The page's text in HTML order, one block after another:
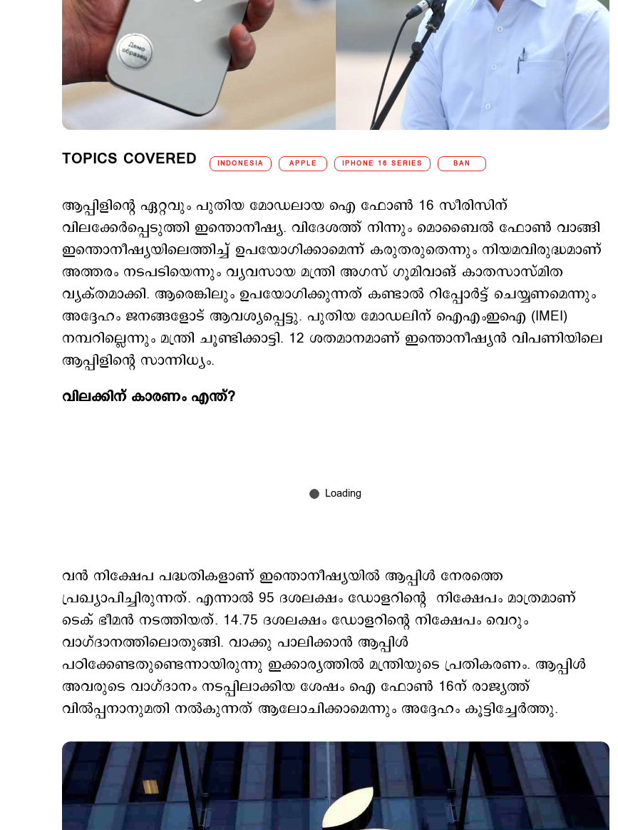
TOPICS COVERED INDONESIA APPLE IPHONE 16 SERIES BAN
ആപ്പിളിന്‍റെ ഏറ്റവും പുതിയ മോഡലായ ഐ ഫോണ്‍ 16 സീരിസിന്
വിലക്കേര്‍പ്പെടുത്തി ഇന്തൊനീഷ്യ. വിദേശത്ത് നിന്നും മൊബൈല്‍ ഫോണ്‍ വാങ്ങി
ഇന്തൊനീഷ്യയിലെത്തിച്ച് ഉപയോഗിക്കാമെന്ന് കരുതരുതെന്നും നിയമവിരുദ്ധമാണ്
അത്തരം നടപടിയെന്നും വ്യവസായ മന്ത്രി അഗസ് ഗൂമിവാങ് കാതസാസ്മിത
വ്യക്തമാക്കി. ആരെങ്കിലും ഉപയോഗിക്കുന്നത് കണ്ടാല്‍ റിപ്പോര്‍ട്ട് ചെയ്യണമെന്നും
അദ്ദേഹം ജനങ്ങളോട് ആവശ്യപ്പെട്ടു. പുതിയ മോഡലിന് ഐഎംഇഐ (IMEI)
നമ്പറില്ലെന്നും മന്ത്രി ചൂണ്ടിക്കാട്ടി. 12 ശതമാനമാണ് ഇന്തൊനീഷ്യന്‍ വിപണിയിലെ
ആപ്പിളിന്‍റെ സാന്നിധ്യം.
വിലക്കിന് കാരണം എന്ത്?
വന്‍ നിക്ഷേപ പദ്ധതികളാണ് ഇന്തൊനീഷ്യയില്‍ ആപ്പിള്‍ നേരത്തെ
പ്രഖ്യാപിച്ചിരുന്നത്. എന്നാല്‍ 95 ദശലക്ഷം ഡോളറിന്‍റെ നിക്ഷേപം മാത്രമാണ്
ടെക് ഭീമന്‍ നടത്തിയത്. 14.75 ദശലക്ഷം ഡോളറിന്‍റെ നിക്ഷേപം വെറും
വാഗ്ദാനത്തിലൊതുങ്ങി. വാക്കു പാലിക്കാന്‍ ആപ്പിള്‍
പഠിക്കേണ്ടതുണ്ടെന്നായിരുന്നു ഇക്കാര്യത്തില്‍ മന്ത്രിയുടെ പ്രതികരണം. ആപ്പിള്‍
അവരുടെ വാഗ്ദാനം നടപ്പിലാക്കിയ ശേഷം ഐ ഫോണ്‍ 16ന് രാജ്യത്ത്
വില്‍പ്പനാനുമതി നല്‍കുന്നത് ആലോചിക്കാമെന്നും അദ്ദേഹം കൂട്ടിച്ചേര്‍ത്തു.